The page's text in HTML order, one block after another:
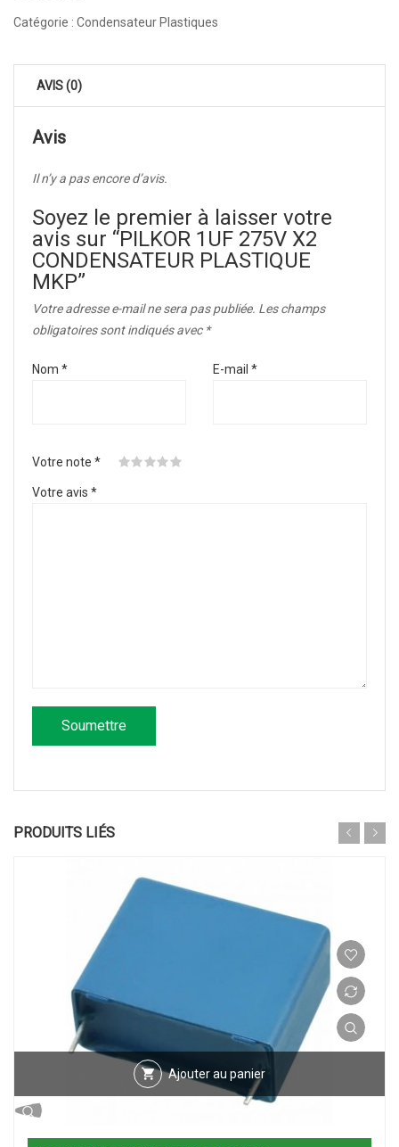
Catégorie : Condensateur Plastiques
AVIS (0)
Avis
Il n’y a pas encore d’avis.
Soyez le premier à laisser votre
avis sur “PILKOR 1UF 275V X2
CONDENSATEUR PLASTIQUE
MKP”
Votre adresse e-mail ne sera pas publiée. Les champs
obligatoires sont indiqués avec *
Nom * E-mail *
Votre note *
Votre avis *
PRODUITS LIÉS
Ajouter au panier